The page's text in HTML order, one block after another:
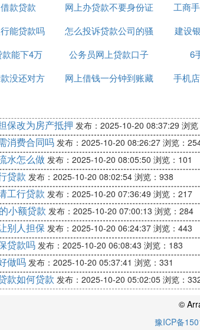
实，就会很轻易的通过。7.通过之后，
过于担心。8.最后，付完首付，就可以
买手机怎么分期付款？
机分期付款；
实体店是否在办理分期付款。
办理的，现在一般都是免利息的。
多少，还有了解信用卡的还款日，最低
交时签订契约。分期付款大多用在一
期付款的做法是在进出口合同签订后，
或在货到安装、试车、投入以及质量保
和劳务在一定时期内分期向卖方交付货
机分期怎么和 贷款公司拉上关系了？
公司攻破了手机店。
用信用卡分期，当然也可以用外面的实
，当然会进军手机店，只要利率合理，就
有分期付款购机的业务的，这个你到所
中心
合法吗
款贷款
网上办贷款不要身份证
原件吗
工商
能贷款吗
怎么投诉贷款公司的骚
扰电话
建设
能下4万
公务员网上贷款口子 6
没还对方
网上借钱一分钟到账藏
手机
保改为房产抵押 发布：2025-10-20 08:37:29 浏
消费合同吗 发布：2025-10-20 08:26:27 浏览：
水怎么做 发布：2025-10-20 08:05:50 浏览：101
贷款 发布：2025-10-20 08:02:54 浏览：938
工行贷款 发布：2025-10-20 07:36:49 浏览：217
小额贷款 发布：2025-10-20 07:00:13 浏览：284
别人担保 发布：2025-10-20 06:24:37 浏览：443
贷款吗 发布：2025-10-20 06:08:43 浏览：183
做吗 发布：2025-10-20 05:37:41 浏览：331
款如何贷款 发布：2025-10-20 05:02:05 浏览：
©
豫ICP备